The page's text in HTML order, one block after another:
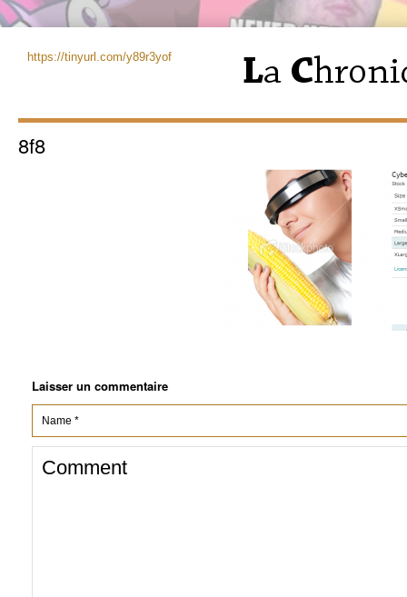
https://tinyurl.com/y89r3yof
8f8
Laisser un commentaire